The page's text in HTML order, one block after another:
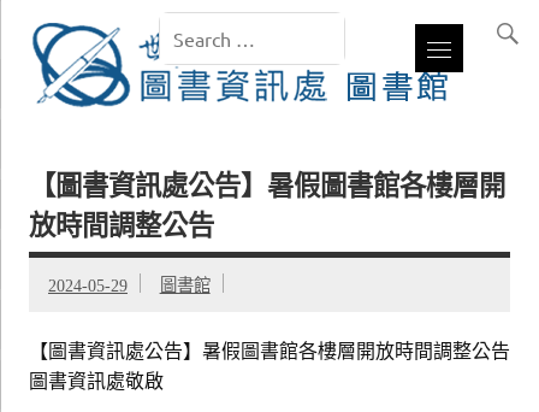
【圖書資訊處公告】暑假圖書館各樓層開
放時間調整公告
2024-05-29 圖書館
【圖書資訊處公告】暑假圖書館各樓層開放時間調整公告
圖書資訊處敬啟